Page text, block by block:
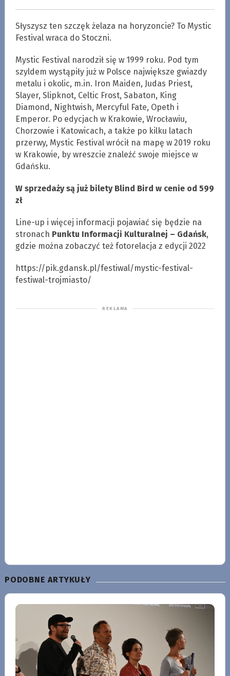
Słyszysz ten szczęk żelaza na horyzoncie? To Mystic
Festival wraca do Stoczni.
Mystic Festival narodził się w 1999 roku. Pod tym
szyldem wystąpiły już w Polsce największe gwiazdy
metalu i okolic, m.in. Iron Maiden, Judas Priest,
Slayer, Slipknot, Celtic Frost, Sabaton, King
Diamond, Nightwish, Mercyful Fate, Opeth i
Emperor. Po edycjach w Krakowie, Wrocławiu,
Chorzowie i Katowicach, a także po kilku latach
przerwy, Mystic Festival wrócił na mapę w 2019 roku
w Krakowie, by wreszcie znaleźć swoje miejsce w
Gdańsku.
W sprzedaży są już bilety Blind Bird w cenie od 599
zł
Line-up i więcej informacji pojawiać się będzie na
stronach Punktu Informacji Kulturalnej – Gdańsk,
gdzie można zobaczyć też fotorelacja z edycji 2022
https://pik.gdansk.pl/festiwal/mystic-festival-
festiwal-trojmiasto/
PODOBNE ARTYKUŁY